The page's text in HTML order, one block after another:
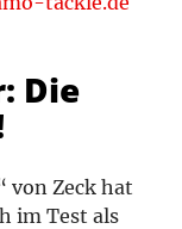
Die
von Zeck hat
im Test als